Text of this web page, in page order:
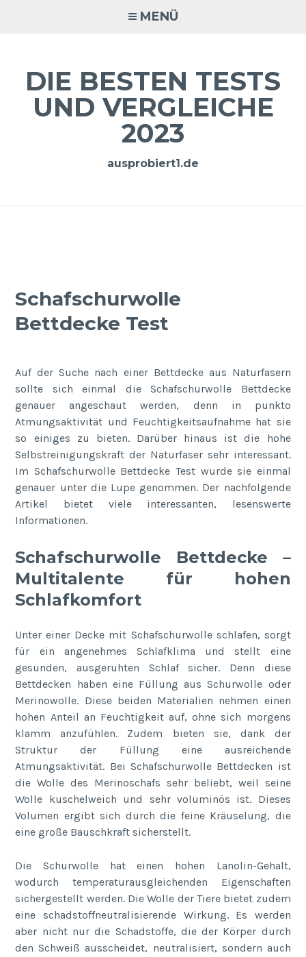
MENÜ
DIE BESTEN TESTS
UND VERGLEICHE
2023
ausprobiert1.de
Schafschurwolle
Bettdecke Test
Auf der Suche nach einer Bettdecke aus Naturfasern
sollte sich einmal die Schafschurwolle Bettdecke
genauer angeschaut werden, denn in punkto
Atmungsaktivität und Feuchtigkeitsaufnahme hat sie
so einiges zu bieten. Darüber hinaus ist die hohe
Selbstreinigungskraft der Naturfaser sehr interessant.
Im Schafschurwolle Bettdecke Test wurde sie einmal
genauer unter die Lupe genommen. Der nachfolgende
Artikel bietet viele interessanten, lesenswerte
Informationen.
Schafschurwolle Bettdecke –
Multitalente für hohen
Schlafkomfort
Unter einer Decke mit Schafschurwolle schlafen, sorgt
für ein angenehmes Schlafklima und stellt eine
gesunden, ausgeruhten Schlaf sicher. Denn diese
Bettdecken haben eine Füllung aus Schurwolle oder
Merinowolle. Diese beiden Materialien nehmen einen
hohen Anteil an Feuchtigkeit auf, ohne sich morgens
klamm anzufühlen. Zudem bieten sie, dank der
Struktur der Füllung eine ausreichende
Atmungsaktivität. Bei Schafschurwolle Bettdecken ist
die Wolle des Merinoschafs sehr beliebt, weil seine
Wolle kuschelweich und sehr voluminös ist. Dieses
Volumen ergibt sich durch die feine Kräuselung, die
eine große Bauschkraft sicherstellt.
Die Schurwolle hat einen hohen Lanolin-Gehalt,
wodurch temperaturausgleichenden Eigenschaften
sichergestellt werden. Die Wolle der Tiere bietet zudem
eine schadstoffneutralisierende Wirkung. Es werden
aber nicht nur die Schadstoffe, die der Körper durch
den Schweiß ausscheidet, neutralisiert, sondern auch